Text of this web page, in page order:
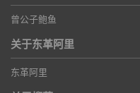
曾公子鲍鱼
关于东革阿里
东革阿里